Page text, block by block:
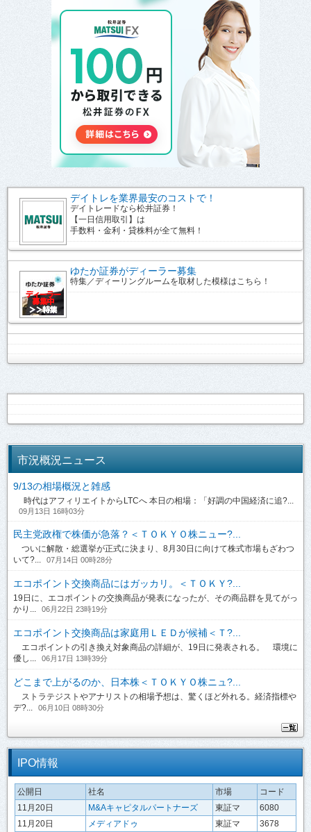
デイトレを業界最安のコストで！
デイトレードなら松井証券！
【一日信用取引】は
手数料・金利・貸株料が全て無料！
ゆたか証券がディーラー募集
特集／ディーリングルームを取材した模様はこちら！
市況概況ニュース
9/13の相場概況と雑感
時代はアフィリエイトからLTCへ 本日の相場：「好調の中国経済に追?...
09月13日 16時03分
民主党政権で株価が急落？＜ＴＯＫＹＯ株ニュー?...
ついに解散・総選挙が正式に決まり、8月30日に向けて株式市場もざわつ
いて?...
07月14日 00時28分
エコポイント交換商品にはガッカリ。＜ＴＯＫＹ?...
19日に、エコポイントの交換商品が発表になったが、その商品群を見てがっ
かり...
06月22日 23時19分
エコポイント交換商品は家庭用ＬＥＤが候補＜Ｔ?...
エコポイントの引き換え対象商品の詳細が、19日に発表される。 環境に
優し...
06月17日 13時39分
どこまで上がるのか、日本株＜ＴＯＫＹＯ株ニュ?...
ストラテジストやアナリストの相場予想は、驚くほど外れる。経済指標や
デ?...
06月10日 08時30分
IPO情報
公開日 社名 市場
コード
11月20日
M&Aキャピタルパートナーズ 東証マ
6080
11月20日
メディアドゥ 東証マ 3678